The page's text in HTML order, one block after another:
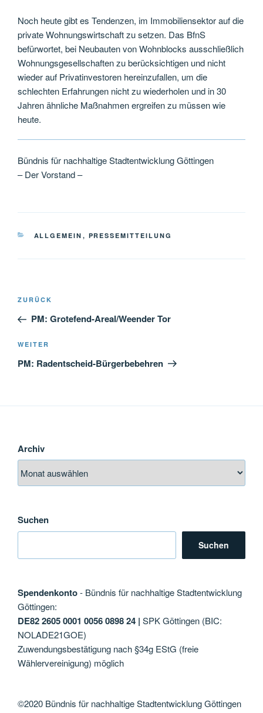
Noch heute gibt es Tendenzen, im Immobiliensektor auf die
private Wohnungswirtschaft zu setzen. Das BfnS
befürwortet, bei Neubauten von Wohnblocks ausschließlich
Wohnungsgesellschaften zu berücksichtigen und nicht
wieder auf Privatinvestoren hereinzufallen, um die
schlechten Erfahrungen nicht zu wiederholen und in 30
Jahren ähnliche Maßnahmen ergreifen zu müssen wie
heute.
Bündnis für nachhaltige Stadtentwicklung Göttingen
– Der Vorstand –
KATEGORIEN
ALLGEMEIN , PRESSEMITTEILUNG
Beitragsnavigation
Vorheriger
Beitrag
ZURÜCK
PM: Grotefend-Areal/Weender Tor
Nächster
Beitrag
WEITER
PM: Radentscheid-Bürgerbebehren
Archiv
Suchen
Suchen
Spendenkonto- Bündnis für nachhaltige Stadtentwicklung
Göttingen:
DE82 2605 0001 0056 0898 24 | SPK Göttingen (BIC:
NOLADE21GOE)
Zuwendungsbestätigung nach §34g EStG (freie
Wählervereinigung) möglich
©2020 Bündnis für nachhaltige Stadtentwicklung Göttingen